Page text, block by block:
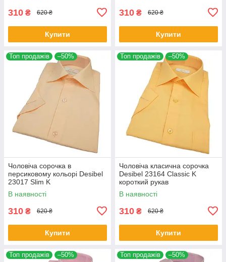
310 ₴ 620 ₴
Купити
310 ₴ 620 ₴
Купити
Топ продажів –50%
Чоловіча сорочка в
персиковому кольорі Desibel
23017 Slim K
В наявності
310 ₴ 620 ₴
Купити
Топ продажів –50%
Чоловіча класична сорочка
Desibel 23164 Classic K
короткий рукав
В наявності
310 ₴ 620 ₴
Купити
Топ продажів –50% Топ продажів –50%